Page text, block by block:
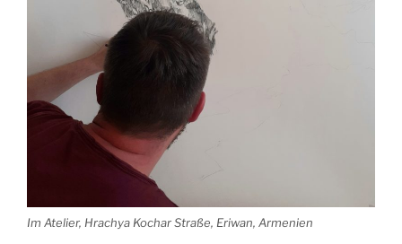
Im Atelier, Hrachya Kochar Straße, Eriwan, Armenien